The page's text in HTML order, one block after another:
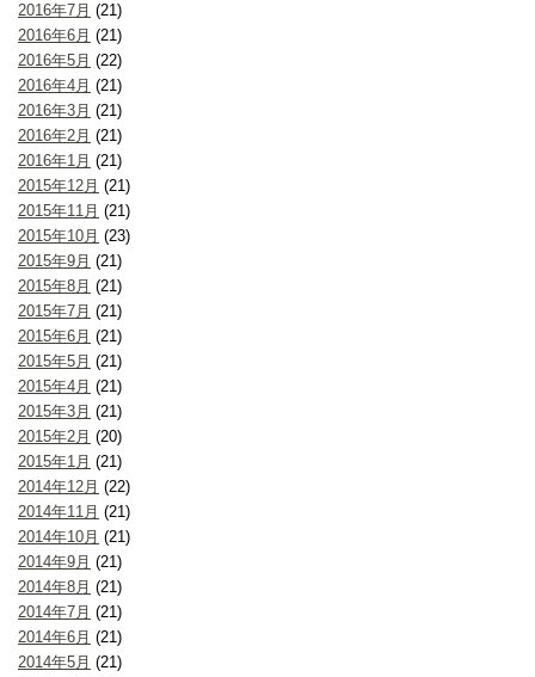
2016年7月 (21)
2016年6月 (21)
2016年5月 (22)
2016年4月 (21)
2016年3月 (21)
2016年2月 (21)
2016年1月 (21)
2015年12月 (21)
2015年11月 (21)
2015年10月 (23)
2015年9月 (21)
2015年8月 (21)
2015年7月 (21)
2015年6月 (21)
2015年5月 (21)
2015年4月 (21)
2015年3月 (21)
2015年2月 (20)
2015年1月 (21)
2014年12月 (22)
2014年11月 (21)
2014年10月 (21)
2014年9月 (21)
2014年8月 (21)
2014年7月 (21)
2014年6月 (21)
2014年5月 (21)